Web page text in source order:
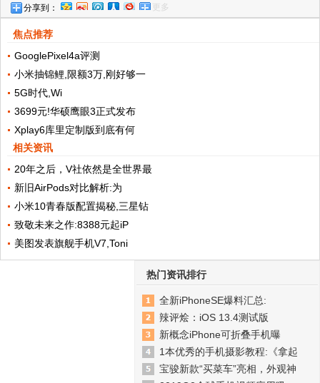
分享到： 更多
焦点推荐
GooglePixel4a评测
小米抽锦鲤,限额3万,刚好够一
5G时代,Wi
3699元!华硕鹰眼3正式发布
Xplay6库里定制版到底有何
相关资讯
20年之后，V社依然是全世界最
新旧AirPods对比解析:为
小米10青春版配置揭秘,三星钻
致敬未来之作:8388元起iP
美图发表旗舰手机V7,Toni
热门资讯排行
全新iPhoneSE爆料汇总:
辣评烩：iOS 13.4测试版
新概念iPhone可折叠手机曝
1本优秀的手机摄影教程:《拿起
宝骏新款“买菜车”亮相，外观神